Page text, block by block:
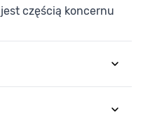
częścią koncernu